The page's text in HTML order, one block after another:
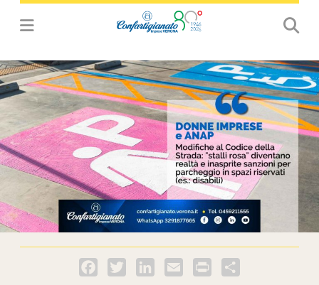
Facebook
Twitter LinkedInEmail PrintFriendly